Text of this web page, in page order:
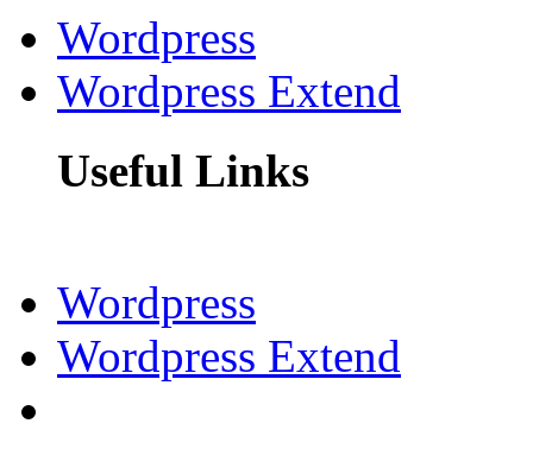
Wordpress
Wordpress Extend
Useful Links
Wordpress
Wordpress Extend